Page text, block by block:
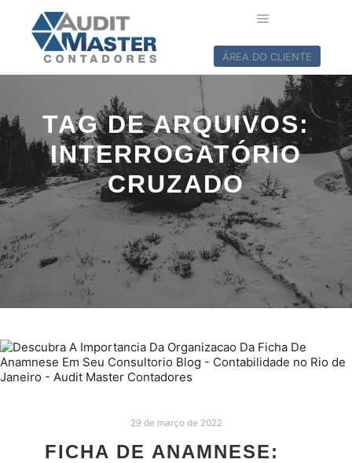
ÁREA DO CLIENTE
TAG DE ARQUIVOS:
INTERROGATÓRIO
CRUZADO
29 de março de 2022
FICHA DE ANAMNESE: